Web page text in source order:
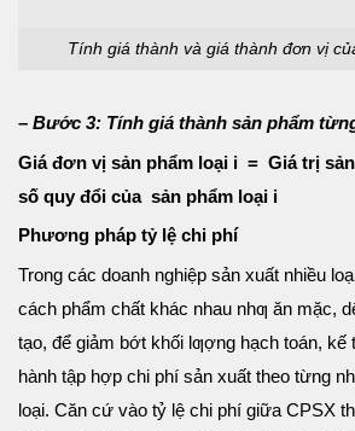
Tính giá thành và giá thành đơn vị
– Bước 3: Tính giá thành sản phẩm
Giá đơn vị sản phẩm loại i = Giá trị
số quy đổi của sản phẩm loại i
Phương pháp tỷ lệ chi phí
Trong các doanh nghiệp sản xuất nhiều
cách phẩm chất khác nhau nhƣ ăn mặc,
tạo, để giảm bớt khối lƣợng hạch toán, kế
hành tập hợp chi phí sản xuất theo từng
loại. Căn cứ vào tỷ lệ chi phí giữa CPSX